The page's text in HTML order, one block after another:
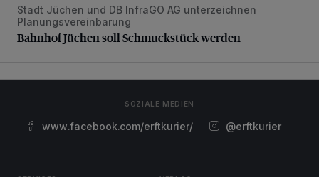
Bahnhof Jüchen soll Schmuckstück werden
Stadt Jüchen und DB InfraGO AG unterzeichnen
Planungsvereinbarung
Bahnhof Jüchen soll Schmuckstück werden
SOZIALE MEDIEN
www.facebook.com/erftkurier/ @erftkurier